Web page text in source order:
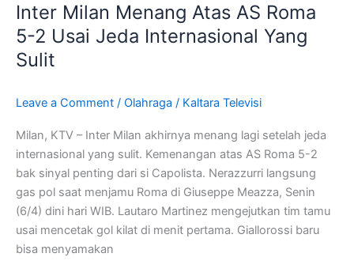
Inter Milan Menang Atas AS Roma
5-2 Usai Jeda Internasional Yang
Sulit
Leave a Comment / Olahraga / Kaltara Televisi
Milan, KTV – Inter Milan akhirnya menang lagi setelah jeda
internasional yang sulit. Kemenangan atas AS Roma 5-2
bak sinyal penting dari si Capolista. Nerazzurri langsung
gas pol saat menjamu Roma di Giuseppe Meazza, Senin
(6/4) dini hari WIB. Lautaro Martinez mengejutkan tim tamu
usai mencetak gol kilat di menit pertama. Giallorossi baru
bisa menyamakan
Menang
Atas
AS
Roma
2
Jeda
Internasional
Yang
Sulit